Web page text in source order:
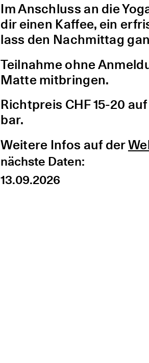
Im Anschluss an die
dir einen Kaffee, ein
lass den Nachmittag
Teilnahme ohne
Matte mitbringen.
Richtpreis CHF 15-20
bar.
Weitere Infos auf der
nächste Daten:
13.09.2026